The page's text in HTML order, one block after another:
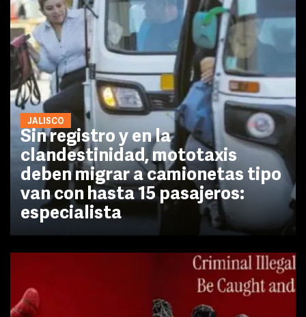
JALISCO
Sin registro y en la
clandestinidad, mototaxis
deben migrar a camionetas tipo
van con hasta 15 pasajeros:
especialista